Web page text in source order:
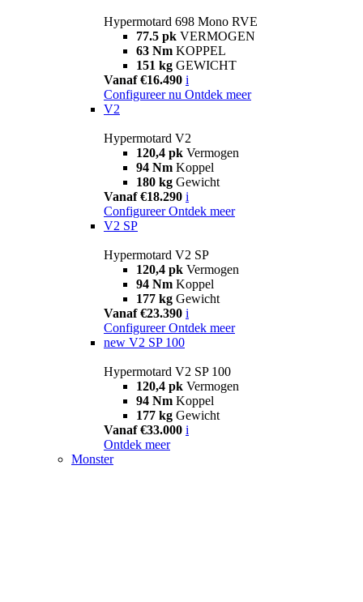
Hypermotard 698 Mono RVE
77.5 pk VERMOGEN
63 Nm KOPPEL
151 kg GEWICHT
Vanaf €16.490 i
Configureer nu Ontdek meer
V2
Hypermotard V2
120,4 pk Vermogen
94 Nm Koppel
180 kg Gewicht
Vanaf €18.290 i
Configureer Ontdek meer
V2 SP
Hypermotard V2 SP
120,4 pk Vermogen
94 Nm Koppel
177 kg Gewicht
Vanaf €23.390 i
Configureer Ontdek meer
new V2 SP 100
Hypermotard V2 SP 100
120,4 pk Vermogen
94 Nm Koppel
177 kg Gewicht
Vanaf €33.000 i
Ontdek meer
Monster